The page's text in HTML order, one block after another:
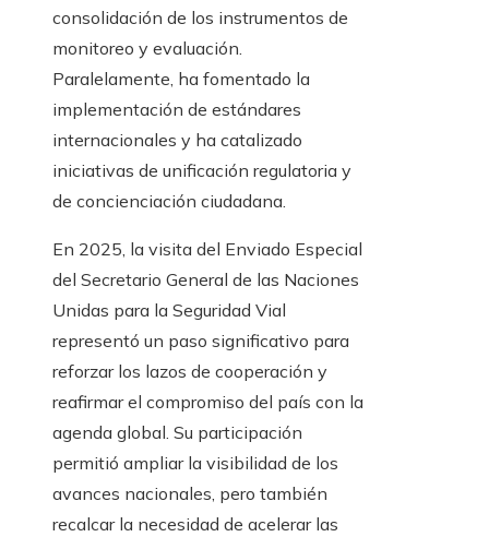
consolidación de los instrumentos de
monitoreo y evaluación.
Paralelamente, ha fomentado la
implementación de estándares
internacionales y ha catalizado
iniciativas de unificación regulatoria y
de concienciación ciudadana.
En 2025, la visita del Enviado Especial
del Secretario General de las Naciones
Unidas para la Seguridad Vial
representó un paso significativo para
reforzar los lazos de cooperación y
reafirmar el compromiso del país con la
agenda global. Su participación
permitió ampliar la visibilidad de los
avances nacionales, pero también
recalcar la necesidad de acelerar las